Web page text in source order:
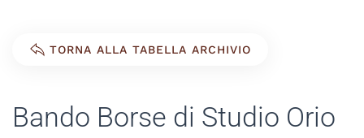
TORNA ALLA TABELLA ARCHIVIO
Bando Borse di Studio Orio